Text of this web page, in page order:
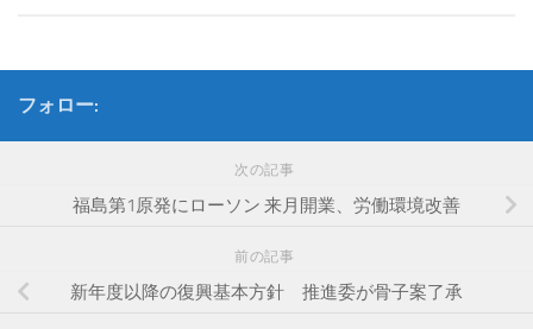
フォロー:
次の記事
福島第1原発にローソン 来月開業、労働環境改善
前の記事
新年度以降の復興基本方針 推進委が骨子案了承